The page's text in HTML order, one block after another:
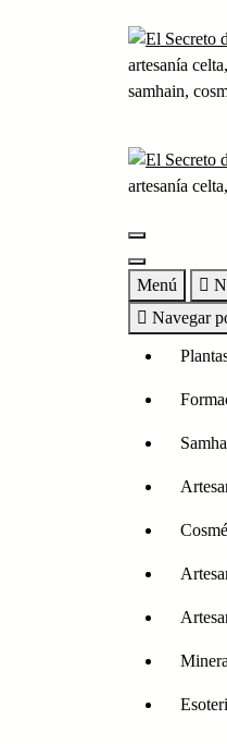
artesanía
samhain,
artesanía
Menú
Navegar